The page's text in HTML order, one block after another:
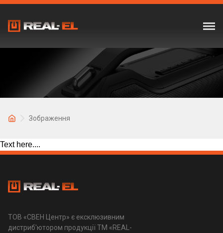
Зображення
Text here....
ТОВ «СВЕН Центр» є ексклюзивним
дистриб'ютором продукції ТМ «REAL-